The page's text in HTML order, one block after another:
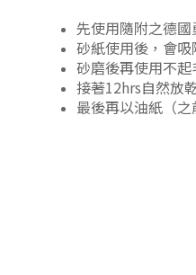
先使用隨附之德
砂紙使用後，會
砂磨後再使用不
接著12hrs自然放
最後再以油紙（